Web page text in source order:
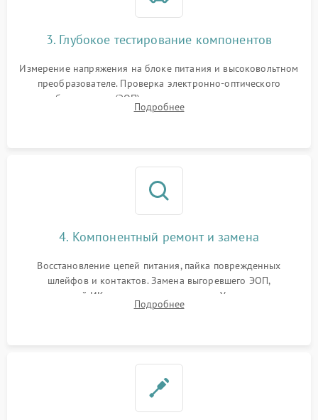
3. Глубокое тестирование компонентов
Измерение напряжения на блоке питания и высоковольтном
преобразователе. Проверка электронно-оптического
преобразователя (ЭОП) на стенде на предмет эмиссии,
шумов и засветок. Диагностика микросхем цифровых
Подробнее
4. Компонентный ремонт и замена
Восстановление цепей питания, пайка поврежденных
шлейфов и контактов. Замена выгоревшего ЭОП,
неисправной ИК-подсветки или матрицы. Ультразвуковая
очистка плат и удаление загрязнений с линз объектива и
Подробнее